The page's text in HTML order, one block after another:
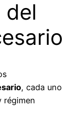
del
, cada uno
régimen